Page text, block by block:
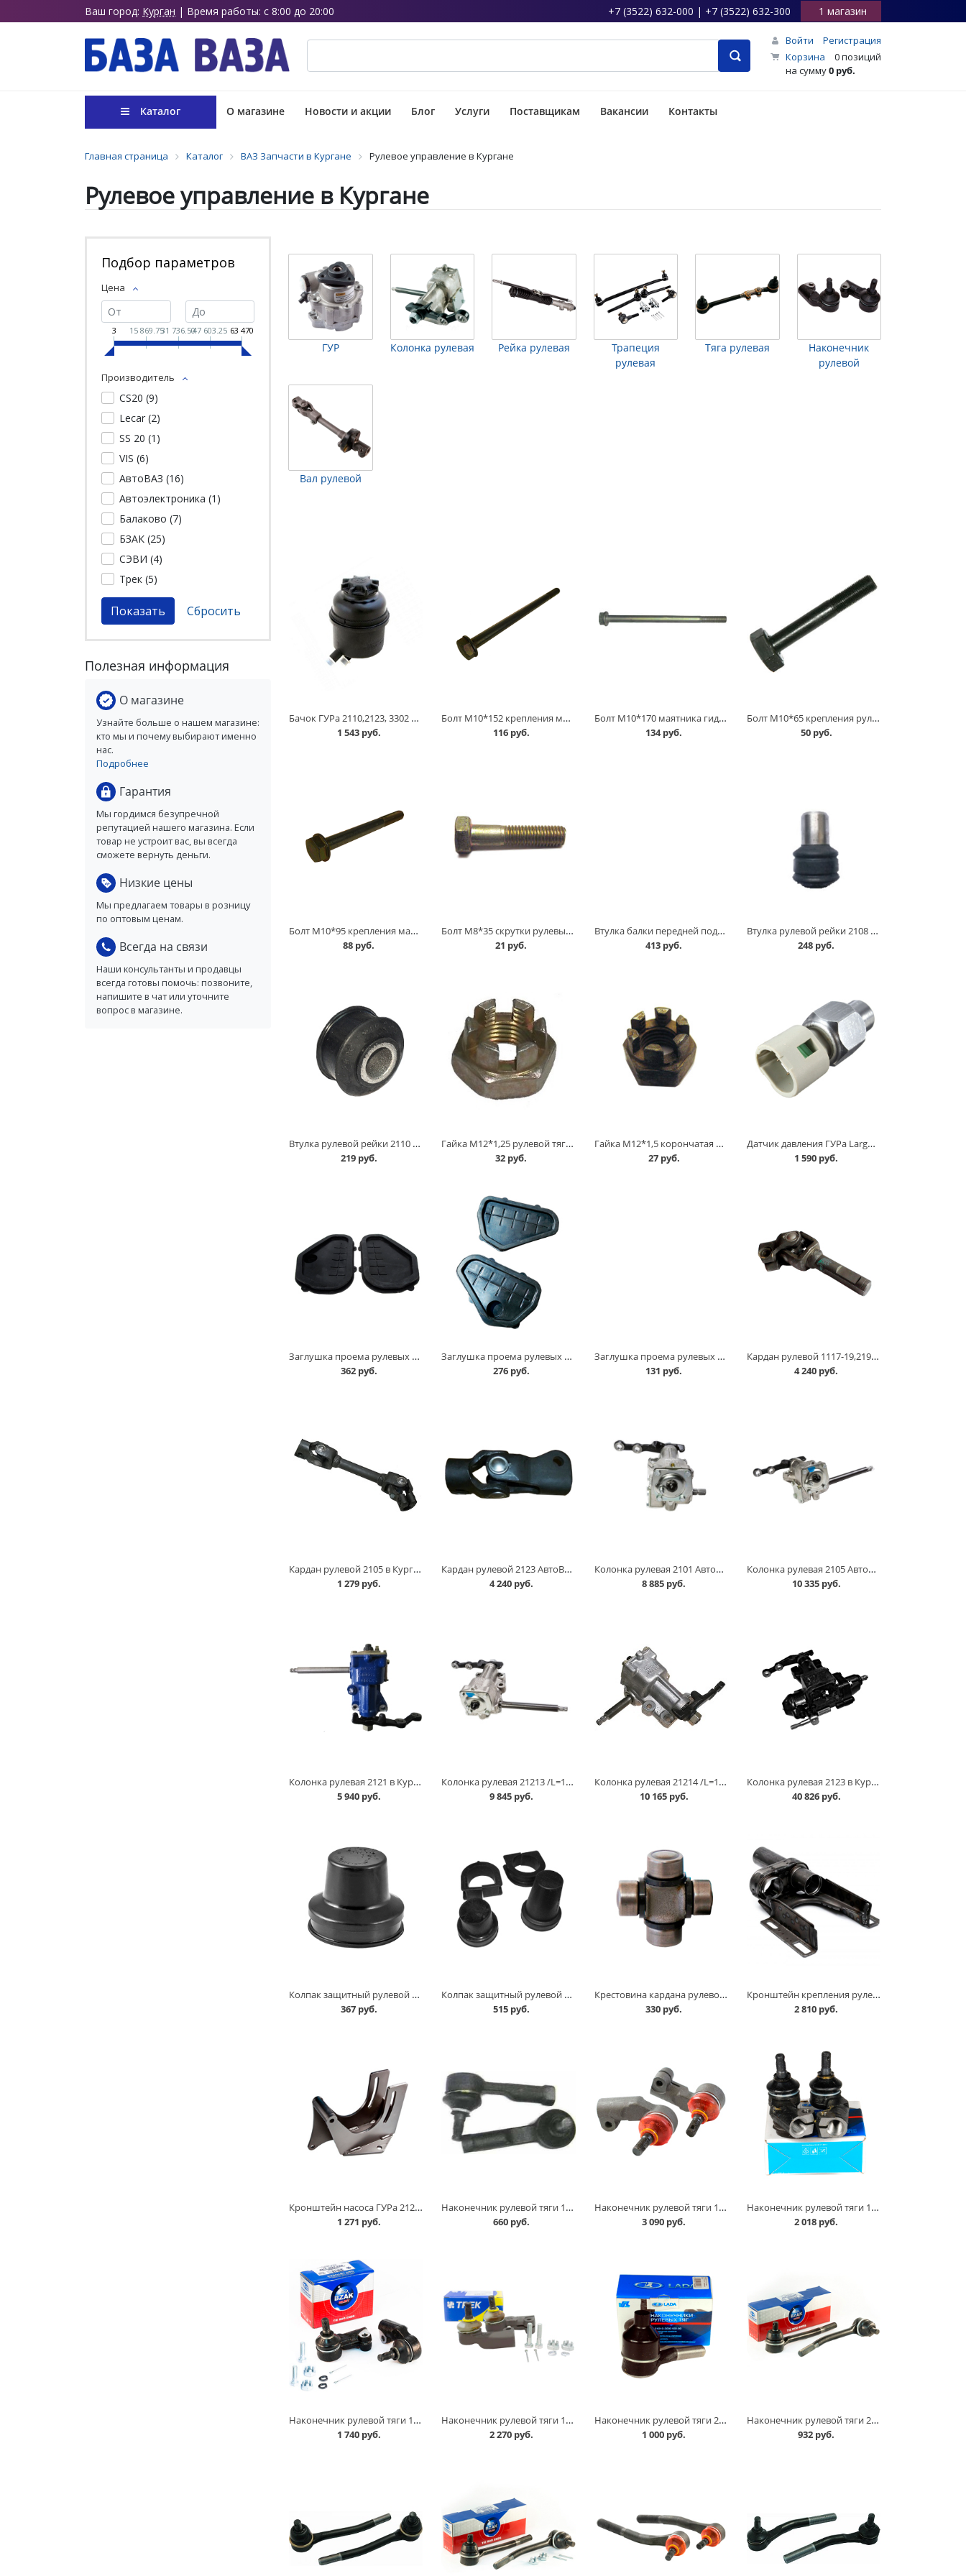
Ваш город: Курган | Время работы: с 8:00 до 20:00 +7 (3522) 632-000 | +7 (3522) 632-300 1 магазин
Войти
Регистрация
Корзина
0 позиций
на сумму0 руб.
Каталог О магазине Новости и акции Блог Услуги Поставщикам Вакансии Контакты
Главная страница Каталог ВАЗ Запчасти в Кургане Рулевое управление в Кургане
Рулевое управление в Кургане
Подбор параметров
Цена
3 15 869.7531 736.5047 603.25 63 470
Производитель
CS20 (9)
Lecar (2)
SS 20 (1 )
VIS (6)
АвтоВАЗ (16)
Автоэлектроника (1 )
Балаково (7)
БЗАК (25)
СЭВИ (4)
Трек (5)
Полезная информация
О магазине
Узнайте больше о нашем магазине:
кто мы и почему выбирают именно
нас.
Подробнее
Гарантия
Мы гордимся безупречной
репутацией нашего магазина. Если
товар не устроит вас, вы всегда
сможете вернуть деньги.
Низкие цены
Мы предлагаем товары в розницу
по оптовым ценам.
Всегда на связи
Наши консультанты и продавцы
всегда готовы помочь: позвоните,
напишите в чат или уточните
вопрос в магазине.
ГУР Колонка рулевая Рейка рулевая
Трапеция
рулевая
Тяга рулевая
Наконечник
рулевой
Вал рулевой
Бачок ГУРа 2110,2123, 3302 NEXT /круглая форма/ с/о в Кургане
1 543 руб.
Болт М10*152 крепления маятника, рулевого редуктора 2121 в Кургане
116 руб.
Болт М10*170 маятника гидромуфты в Кургане
134 руб.
Болт М10*65 крепления рулевой рейки 2108 в Кургане
50 руб.
Болт М10*95 крепления маятника 2101 в Кургане
88 руб.
Болт М8*35 скрутки рулевых тяг 2101 в Кургане
21 руб.
Втулка балки передней подвески 21214, 2123 н/о в Кургане
413 руб.
Втулка рулевой рейки 2108 /гранатка/ Балаково в Кургане
248 руб.
Втулка рулевой рейки 2110 /гранатка/ БРТ в Кургане
219 руб.
Гайка М12*1,25 рулевой тяги 2108 в Кургане
32 руб.
Гайка М12*1,5 корончатая маятника 2101 в Кургане
27 руб.
Датчик давления ГУРа Largus, Renault в Кургане
1 590 руб.
Заглушка проема рулевых тяг 1118 в Кургане
362 руб.
Заглушка проема рулевых тяг 2109 в Кургане
276 руб.
Заглушка проема рулевых тяг 2110 н/о в Кургане
131 руб.
Кардан рулевой 1117-19,2190-94 АвтоВАЗ в Кургане
4 240 руб.
Кардан рулевой 2105 в Кургане
1 279 руб.
Кардан рулевой 2123 АвтоВАЗ в Кургане
4 240 руб.
Колонка рулевая 2101 АвтоВАЗ в Кургане
8 885 руб.
Колонка рулевая 2105 АвтоВАЗ в Кургане
10 335 руб.
Колонка рулевая 2121 в Кургане
5 940 руб.
Колонка рулевая 21213 /L=195мм/ АвтоВАЗ в Кургане
9 845 руб.
Колонка рулевая 21214 /L=110мм/ АвтоВАЗ в Кургане
10 165 руб.
Колонка рулевая 2123 в Кургане
40 826 руб.
Колпак защитный рулевой рейки 2108 в Кургане
367 руб.
Колпак защитный рулевой рейки 2110-012, к-т=4шт в Кургане
515 руб.
Крестовина кардана рулевого 2105 в Кургане
330 руб.
Кронштейн крепления рулевой колонки 2105-07 /бинокль/ в Кургане
2 810 руб.
Кронштейн насоса ГУРа 21214 старого образца в Кургане
1 271 руб.
Наконечник рулевой тяги 1111 в Кургане
660 руб.
Наконечник рулевой тяги 11183 /после 2011г./,2110-012,2170-72,2190 /силикон/ к-т, CS-20 в Кургане
3 090 руб.
Наконечник рулевой тяги 11183 /после 2011г./,2110-012,2170-72,2190 к-т, VIS в Кургане
2 018 руб.
Наконечник рулевой тяги 11183 /после 2011г./,2110-012,2170-72,2190 к-т, БЗАК в Кургане
1 740 руб.
Наконечник рулевой тяги 11183 /после 2011г./,2110-012,2170-72,2190 к-т, Трек Чемпион в Кургане
2 270 руб.
Наконечник рулевой тяги 2101 внешний /короткий/, шт VIS в Кургане
1 000 руб.
Наконечник рулевой тяги 2101 внутренний /длинный/ без крепежа, к-т БЗАК в Кургане
932 руб.